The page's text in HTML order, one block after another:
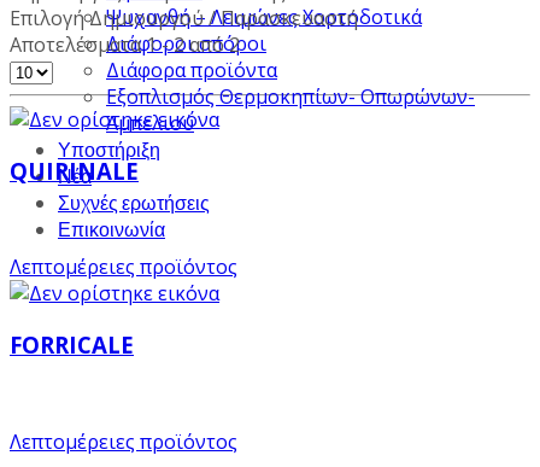
Ψυχανθή – Λειμώνες Χορτοδοτικά
Διάφοροι σπόροι
Διάφορα προϊόντα
Εξοπλισμός Θερμοκηπίων- Οπωρώνων-
Αμπελιού
Υποστήριξη
Νέα
Συχνές ερωτήσεις
Επικοινωνία
Επιλογή Δημιουργού / Παρασκευαστή
Αποτελέσματα 1 - 2 από 2
QUIRINALE
Λεπτομέρειες προϊόντος
FORRICALE
Λεπτομέρειες προϊόντος